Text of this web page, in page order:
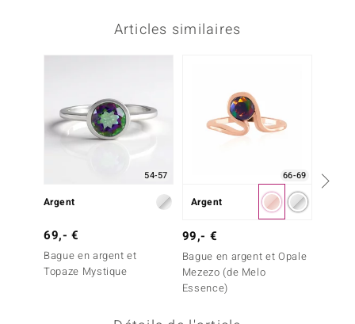
Articles similaires
54-57
Argent
69,- €
Bague en argent et
Topaze Mystique
66-69
Argent
99,- €
Bague en argent et Opale
Mezezo (de Melo
Essence)